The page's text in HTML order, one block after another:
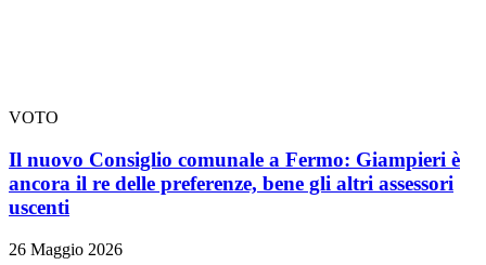
VOTO
Il nuovo Consiglio comunale a Fermo: Giampieri è
ancora il re delle preferenze, bene gli altri assessori
uscenti
26 Maggio 2026